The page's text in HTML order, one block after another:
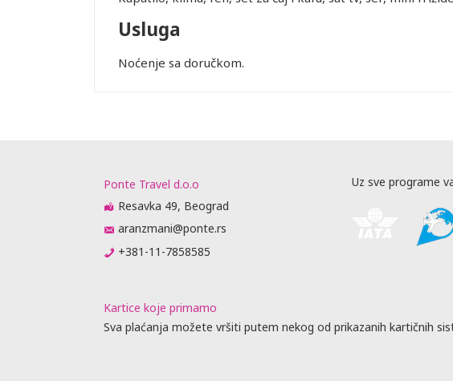
Usluga
Noćenje sa doručkom.
Ponte Travel d.o.o
Resavka 49, Beograd
aranzmani@ponte.rs
+381-11-7858585
Uz sve programe
Kartice koje primamo
Sva plaćanja možete vršiti putem nekog od prikazanih kartičnih